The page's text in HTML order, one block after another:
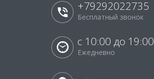
+79292022735
Бесплатный звонок
с 10:00 до 19:00
Ежедневно